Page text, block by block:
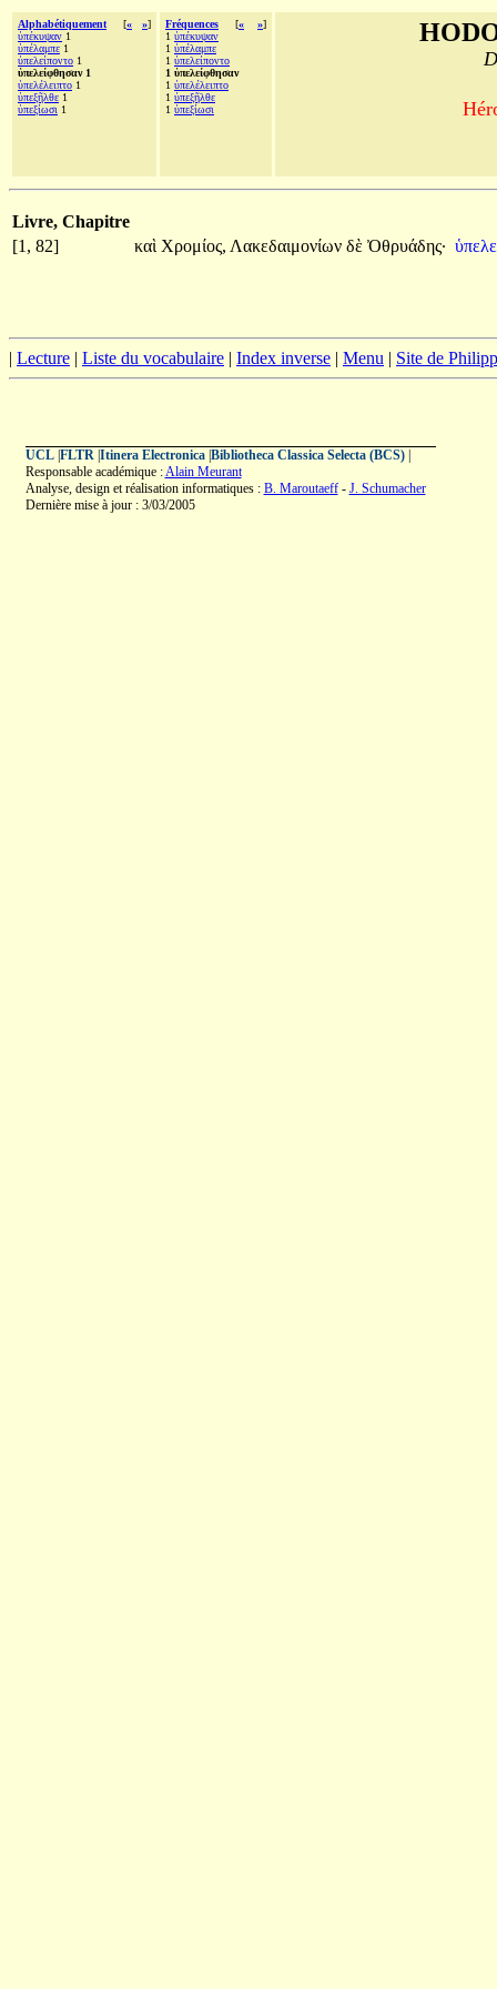
Alphabétiquement [« »]
ὑπέκυψαν 1
ὑπέλαμπε 1
ὑπελείποντο 1
ὑπελείφθησαν 1
ὑπελέλειπτο 1
ὑπεξῆλθε 1
ὑπεξίωσι 1
Fréquences [« »]
1 ὑπέκυψαν
1 ὑπέλαμπε
1 ὑπελείποντο
1 ὑπελείφθησαν
1 ὑπελέλειπτο
1 ὑπεξῆλθε
1 ὑπεξίωσι
Livre, Chapitre
[1, 82]
καὶ Χρομίος, Λακεδαιμονίων δὲ Ὀθρυάδης·
| Lecture | Liste du vocabulaire | Index inverse | Menu | Site de
UCL| FLTR| Itinera Electronica| Bibliotheca Classica Selecta (BCS)|
Responsable académique :Alain Meurant
Analyse, design et réalisation informatiques : B. Maroutaeff- J. Schumacher
Dernière mise à jour : 3/03/2005